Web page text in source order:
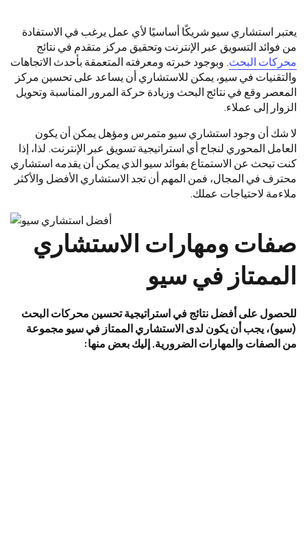
يعتبر استشاري سيو شريكًا أساسيًا لأي عمل يرغب في الاستفادة
من فوائد التسويق عبر الإنترنت وتحقيق مركز متقدم في نتائج
محركات البحث. وبوجود خبرته ومعرفته المتعمقة بأحدث الاتجاهات
والتقنيات في سيو، يمكن للاستشاري أن يساعد على تحسين مركز
المعصر وقع في نتائج البحث وزيادة حركة المرور المناسبة وتحويل
الزوار إلى عملاء.
لا شك أن وجود استشاري سيو متمرس ومؤهل يمكن أن يكون
العامل المحوري لنجاح أي استراتيجية تسويق عبر الإنترنت. لذا، إذا
كنت تبحث عن الاستمتاع بفوائد سيو الذي يمكن أن يقدمه استشاري
محترف في المجال، فمن المهم أن تجد الاستشاري الأفضل والأكثر
ملاءمة لاحتياجات عملك.
صفات ومهارات الاستشاري
الممتاز في سيو
للحصول على أفضل نتائج في استراتيجية تحسين محركات البحث
(سيو)، يجب أن يكون لدى الاستشاري الممتاز في سيو مجموعة
من الصفات والمهارات الضرورية. إليك بعض منها: